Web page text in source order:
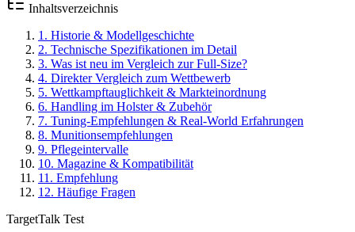
Inhaltsverzeichnis
1 . Historie & Modellgeschichte
2. Technische Spezifikationen im Detail
3. Was ist neu im Vergleich zur Full-Size?
4. Direkter Vergleich zum Wettbewerb
5. Wettkampftauglichkeit & Markteinordnung
6. Handling im Holster & Zubehör
7. Tuning-Empfehlungen & Real-World Erfahrungen
8. Munitionsempfehlungen
9. Pflegeintervalle
10. Magazine & Kompatibilität
11 . Empfehlung
12. Häufige Fragen
TargetTalk Test